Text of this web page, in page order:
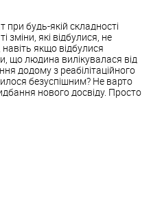
будь-якій складності
зміни, які відбулися, не
якщо відбулися
що людина вилікувалася від
додому з реабілітаційного
безуспішним? Не варто
нового досвіду. Просто